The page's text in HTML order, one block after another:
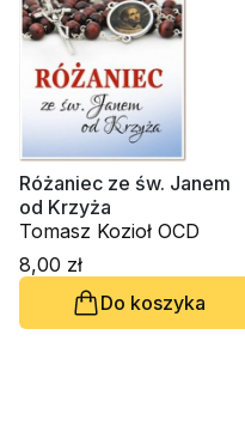
Różaniec ze św. Janem
od Krzyża
Tomasz Kozioł OCD
8,00 zł
Do koszyka